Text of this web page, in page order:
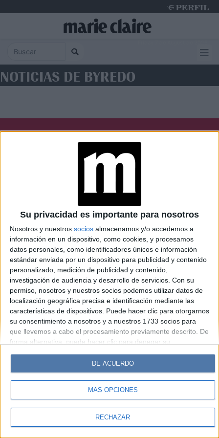
Su privacidad es importante para nosotros
Nosotros y nuestros socios almacenamos y/o accedemos a
información en un dispositivo, como cookies, y procesamos
datos personales, como identificadores únicos e información
estándar enviada por un dispositivo para publicidad y contenido
personalizado, medición de publicidad y contenido,
investigación de audiencia y desarrollo de servicios. Con su
permiso, nosotros y nuestros socios podemos utilizar datos de
localización geográfica precisa e identificación mediante las
características de dispositivos. Puede hacer clic para otorgarnos
su consentimiento a nosotros y a nuestros 1733 socios para
que llevemos a cabo el procesamiento previamente descrito. De
forma alternativa, puede hacer clic para denegar su
cambiar sus preferencias antes de otorgar su consentimiento.
Tenga en cuenta que algún procesamiento de sus datos
personales puede no requerir de su consentimiento, pero usted
tiene el derecho de rechazar tal procesamiento. Sus
sus preferencias o retirar su consentimiento en cualquier
MÁS OPCIONES
RECHAZAR
DE ACUERDO
NOTICIAS DE BYREDO
Caras Noticias
Weekend Parabrisas
Look
Luz Mía Lunateen Break BATimes
© Perfil.com 2006-2019 - Todos los derechos reservados
Registro de Propiedad Intelectual: Nro. 5346433